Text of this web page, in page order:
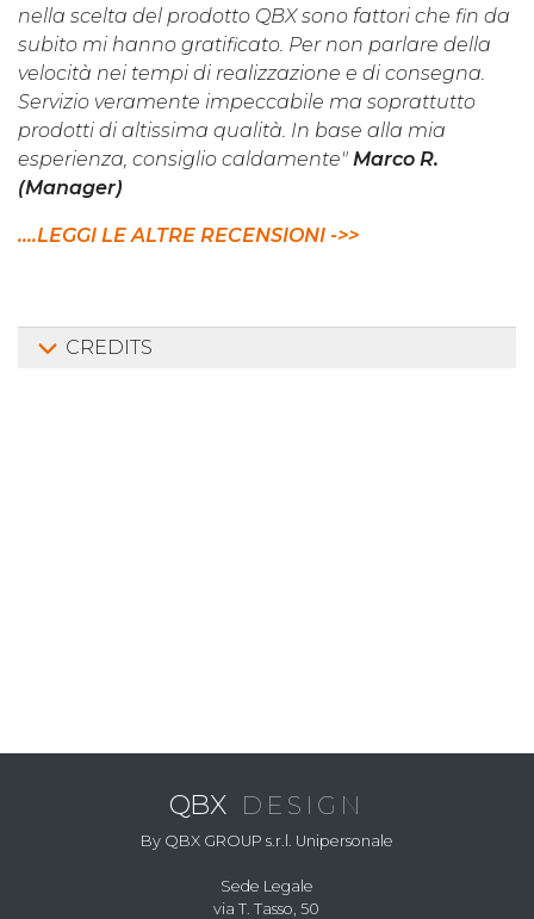
nella scelta del prodotto QBX sono fattori che fin da
subito mi hanno gratificato. Per non parlare della
velocità nei tempi di realizzazione e di consegna.
Servizio veramente impeccabile ma soprattutto
prodotti di altissima qualità. In base alla mia
esperienza, consiglio caldamente" Marco R.
(Manager)
....LEGGI LE ALTRE RECENSIONI ->>
CREDITS
QBX DESIGN
By QBX GROUP s.r.l. Unipersonale
Sede Legale
via T. Tasso, 50